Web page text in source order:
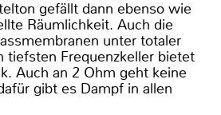
gefällt dann ebenso wie
Räumlichkeit. Auch die
unter totaler
tiefsten Frequenzkeller bietet
Auch an 2 Ohm geht keine
gibt es Dampf in allen